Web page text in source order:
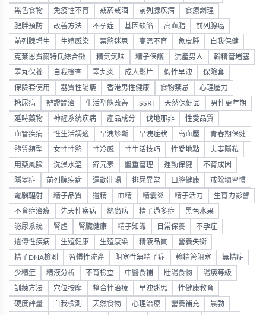
黑色食物 免疫性不育 戒菸戒酒 前列腺疾病 食療調理
肥胖預防 改善方法 不孕症 基因缺陷 高血脂 前列腺癌
前列腺增生 生殖感染 禁慾迷思 高溫不育 象皮腫 自我保健
克萊恩費爾特氏綜合徵 精氣氣味 精子保護 流產男人 輸精管堵塞
睪丸保養 自我檢查 睪丸炎 成人影片 假性早洩 保險套
保險套使用 器質性陽痿 香港男性健康 食物禁忌 心理壓力
糖尿病 辨證論治 生活型態改善 SSRI 天然保健品 男性更年期
延時藥物 神經系統疾病 產品成分 伐地那非 性愛品質
血管疾病 性生活調適 早洩診斷 早洩症狀 高血壓 青春期保健
體質類型 女性性慾 性冷感 性生活技巧 性愛地點 夫妻隱私
用藥風險 洗澡水溫 鋅元素 體重管理 運動保健 不育成因
隱睾症 前列腺疾病 運動壯陽 排尿異常 口腔健康 戒除壞習慣
電腦輻射 精子品質 遺精 血精 精囊炎 精子活力 生育力影響
不育症治療 先天性疾病 絲蟲病 精子過多症 黑色水果
泌尿系統 腎虛 腎臟健康 精子知識 日常保養 不孕症
遺傳性疾病 生殖健康 生殖感染 精液品質 營養失衡
精子DNA檢測 習慣性流產 阻塞性無精子症 輸精管阻塞 無精症
少精症 精液分析 不育檢查 中醫食補 壯陽食物 陽痿等級
訓練方法 穴位按摩 整合性治療 早洩迷思 性健康教育
硬度評量 自我檢測 天然食物 心理治療 營養補充 晨勃